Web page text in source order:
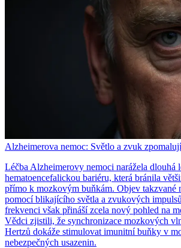
Alzheimerova nemoc: Světlo a zvuk
Léčba Alzheimerovy nemoci narážela dlouhá
hematoencefalickou bariéru, která bránila
přímo k mozkovým buňkám. Objev takzvané
pomocí blikajícího světla a zvukových
frekvenci však přináší zcela nový pohled na
Vědci zjistili, že synchronizace mozkových
Hertzů dokáže stimulovat imunitní buňky v
nebezpečných usazenin.